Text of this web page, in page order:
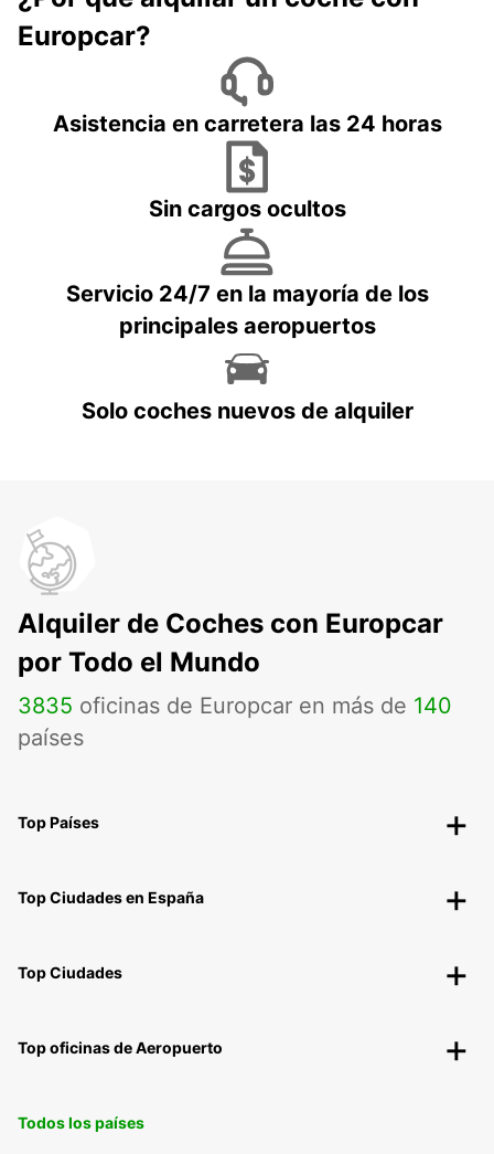
Europcar?
Asistencia en carretera las 24 horas
Sin cargos ocultos
Servicio 24/7 en la mayoría de los
principales aeropuertos
Solo coches nuevos de alquiler
Alquiler de Coches con Europcar
por Todo el Mundo
3835 oficinas de Europcar en más de 140
países
Top Países
Top Ciudades en España
Top Ciudades
Top oficinas de Aeropuerto
Todos los países